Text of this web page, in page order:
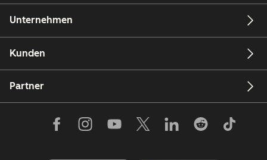
Unternehmen
Kunden
Partner